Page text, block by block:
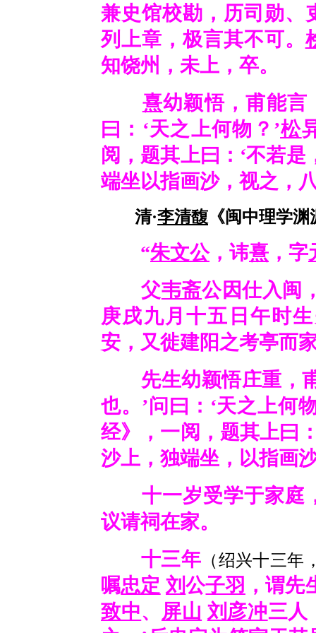
兼史馆校勘，历司勋、
列上章，极言其不可。
知饶州，未上，卒。
熹幼颖悟，甫能言
曰： ‘天之上何物？ ’松
阅，题其上曰： ‘不若是
端坐以指画沙，视之，
清·李清馥 《闽中理学渊
“朱文公，讳熹 ，字
父韦斋公因仕入闽
庚戌九月十五日午时
安，又徙建阳之考亭而
先生幼颖悟庄重，
也。’问曰：‘天之上何
经》，一阅，题其上曰
沙上，独端坐，以指画
十一岁受学于家庭
议请祠在家。
十三年 （绍兴十三年
嘱忠定 刘公子羽 ，谓先
致中、 屏山 刘彦冲三人